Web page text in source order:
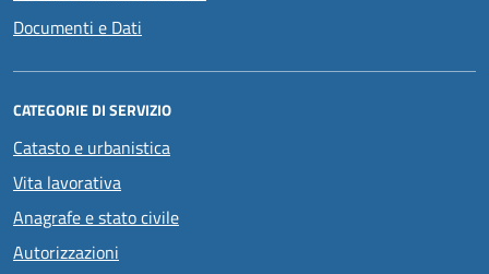
Documenti e Dati
CATEGORIE DI SERVIZIO
Catasto e urbanistica
Vita lavorativa
Anagrafe e stato civile
Autorizzazioni